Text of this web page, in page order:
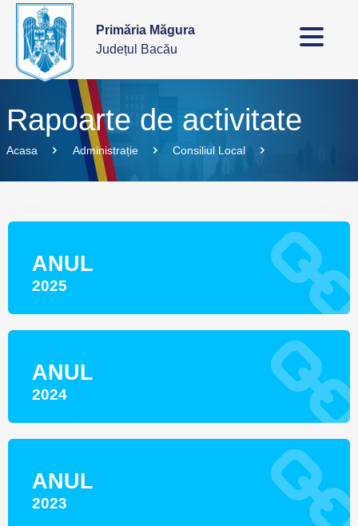
Primăria Măgura
Județul Bacău
Rapoarte de activitate
Acasa Administrație Consiliul Local
ANUL
2025
ANUL
2024
ANUL
2023